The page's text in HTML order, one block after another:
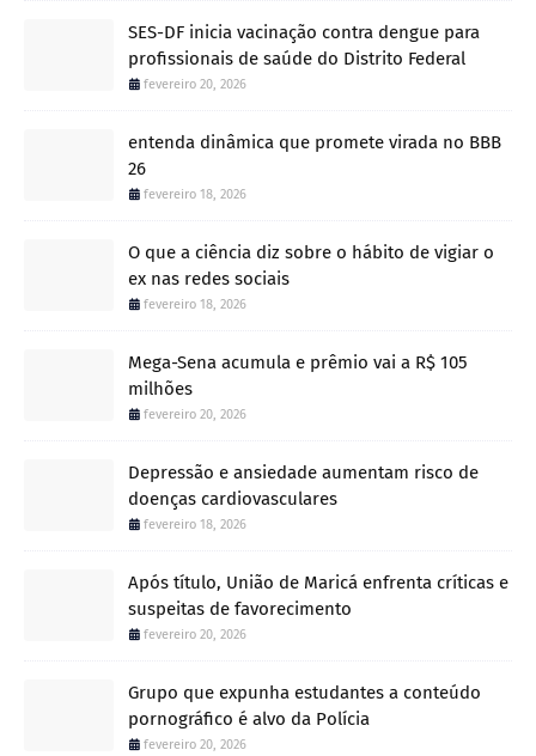
SES-DF inicia vacinação contra dengue para
profissionais de saúde do Distrito Federal
fevereiro 20, 2026
entenda dinâmica que promete virada no BBB
26
fevereiro 18, 2026
O que a ciência diz sobre o hábito de vigiar o
ex nas redes sociais
fevereiro 18, 2026
Mega-Sena acumula e prêmio vai a R$ 105
milhões
fevereiro 20, 2026
Depressão e ansiedade aumentam risco de
doenças cardiovasculares
fevereiro 18, 2026
Após título, União de Maricá enfrenta críticas e
suspeitas de favorecimento
fevereiro 20, 2026
Grupo que expunha estudantes a conteúdo
pornográfico é alvo da Polícia
fevereiro 20, 2026